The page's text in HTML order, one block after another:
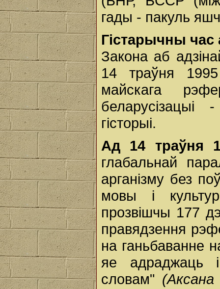
гады - пакуль
Гістарычны час
Закона аб
14 траўня
майскага
гісторыі.
Ад 14 траўня
глабальнай
арганізму без
мовы і
прозвішчы 177
правядзення
на ганьбаванне
яе адраджаць
словам"